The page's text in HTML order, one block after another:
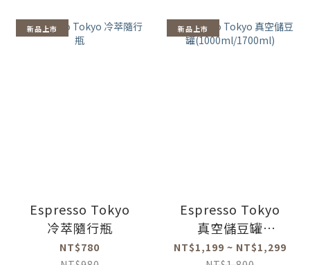
新品上市
Espresso Tokyo
冷萃隨行瓶
NT$780
新品上市
Espresso Tokyo
真空儲豆罐
(1000ml/1700ml)
NT$1,199 ~ NT$1,299